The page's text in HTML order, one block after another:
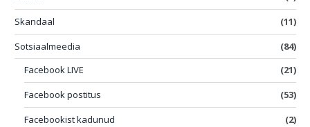
Skandaal
(11)
Sotsiaalmeedia
(84)
Facebook LIVE
(21)
Facebook postitus
(53)
Facebookist kadunud
(2)